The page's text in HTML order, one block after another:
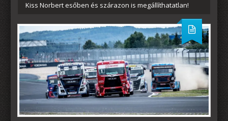
Kiss Norbert esőben és szárazon is megállíthatatlan!